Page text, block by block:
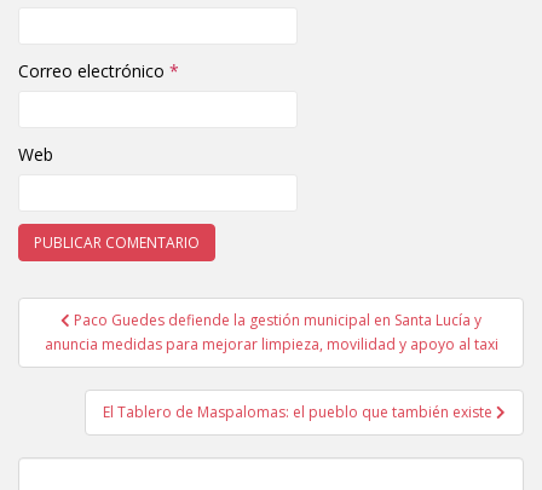
Correo electrónico *
Web
Navegación de entradas
Paco Guedes defiende la gestión municipal en Santa Lucía y
anuncia medidas para mejorar limpieza, movilidad y apoyo al taxi
El Tablero de Maspalomas: el pueblo que también existe